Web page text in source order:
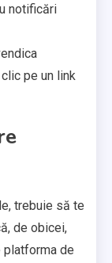
notificări
pe un link
trebuie să te
de obicei,
platforma de